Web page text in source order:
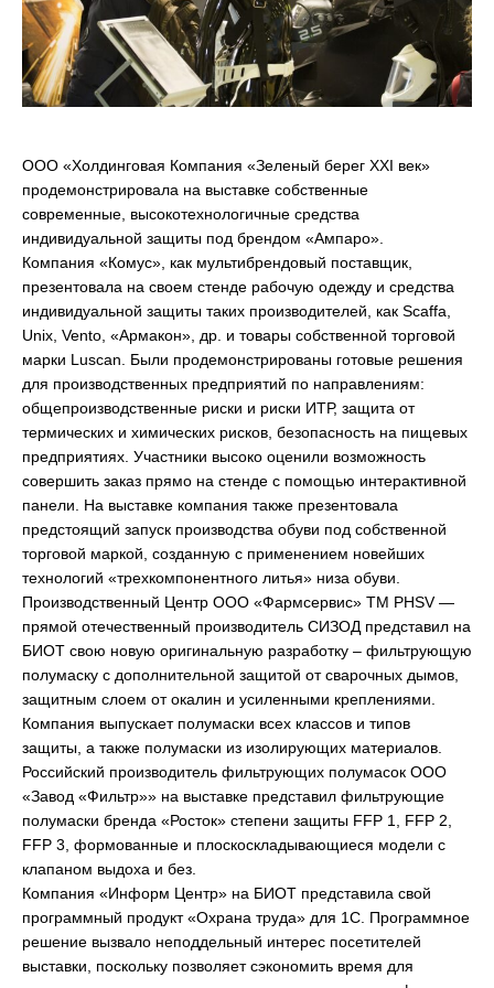
ООО «Холдинговая Компания «Зеленый берег XXI век»
продемонстрировала на выставке собственные
современные, высокотехнологичные средства
индивидуальной защиты под брендом «Ампаро».
Компания «Комус», как мультибрендовый поставщик,
презентовала на своем стенде рабочую одежду и средства
индивидуальной защиты таких производителей, как Scaffa,
Unix, Vento, «Армакон», др. и товары собственной торговой
марки Luscan. Были продемонстрированы готовые решения
для производственных предприятий по направлениям:
общепроизводственные риски и риски ИТР, защита от
термических и химических рисков, безопасность на пищевых
предприятиях. Участники высоко оценили возможность
совершить заказ прямо на стенде с помощью интерактивной
панели. На выставке компания также презентовала
предстоящий запуск производства обуви под собственной
торговой маркой, созданную с применением новейших
технологий «трехкомпонентного литья» низа обуви.
Производственный Центр ООО «Фармсервис» ТМ PHSV —
прямой отечественный производитель СИЗОД представил на
БИОТ свою новую оригинальную разработку – фильтрующую
полумаску с дополнительной защитой от сварочных дымов,
защитным слоем от окалин и усиленными креплениями.
Компания выпускает полумаски всех классов и типов
защиты, а также полумаски из изолирующих материалов.
Российский производитель фильтрующих полумасок ООО
«Завод «Фильтр»» на выставке представил фильтрующие
полумаски бренда «Росток» степени защиты FFP 1, FFP 2,
FFP 3, формованные и плоскоскладывающиеся модели с
клапаном выдоха и без.
Компания «Информ Центр» на БИОТ представила свой
программный продукт «Охрана труда» для 1С. Программное
решение вызвало неподдельный интерес посетителей
выставки, поскольку позволяет сэкономить время для